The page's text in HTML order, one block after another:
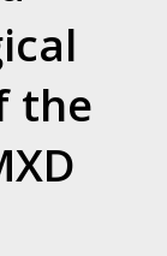
the